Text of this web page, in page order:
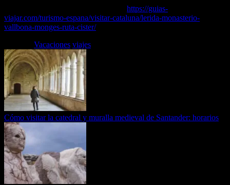
https://guias-
viajar.com/turismo-espana/visitar-cataluna/lerida-monasterio-
vallbona-monges-ruta-cister/
Vacaciones viajes
Cómo visitar la catedral y muralla medieval de Santander: horarios